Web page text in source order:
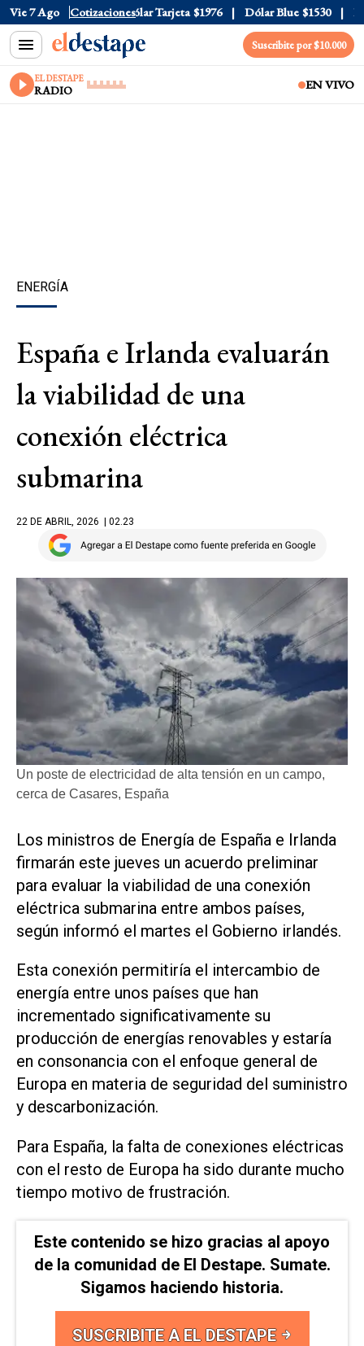
Vie 7 Ago Cotizaciones
Oficial $1520 Dólar Tarjeta $1976 Dólar Blue $1530
Suscribite por $10.000
EL DESTAPE
RADIO EN VIVO
ENERGÍA
España e Irlanda evaluarán
la viabilidad de una
conexión eléctrica
submarina
22 DE ABRIL, 2026 | 02.23
Un poste de electricidad de alta tensión en un campo,
cerca de Casares, España
Los ministros de Energía de España e Irlanda
firmarán ‌este jueves un ‌acuerdo preliminar
para evaluar la viabilidad de una conexión
eléctrica submarina entre ambos países,
según informó el martes el Gobierno irlandés.
Esta conexión permitiría el intercambio de
energía entre unos países que han ​
incrementado significativamente ⁠su
producción de energías renovables y ‌estaría
en consonancia con el enfoque ⁠general de
Europa en ⁠materia de seguridad del suministro
y descarbonización.
Para España, la falta de conexiones eléctricas
con ⁠el resto de Europa ha ​sido durante mucho
tiempo motivo ‌de frustración.
Este contenido se hizo gracias al apoyo
de la comunidad de El Destape. Sumate.
Sigamos haciendo historia.
SUSCRIBITE A EL DESTAPE